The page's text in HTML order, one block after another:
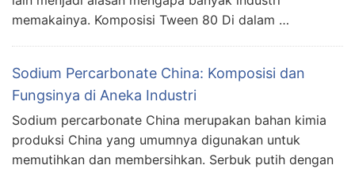
memakainya. Komposisi Tween 80 Di dalam …
Sodium Percarbonate China: Komposisi dan
Fungsinya di Aneka Industri
Sodium percarbonate China merupakan bahan kimia
produksi China yang umumnya digunakan untuk
memutihkan dan membersihkan. Serbuk putih dengan